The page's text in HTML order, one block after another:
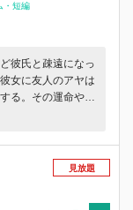
・短編
彼氏と疎遠になっ
女に友人のアヤは
る。その運命やい
たラブコメディ
見放題